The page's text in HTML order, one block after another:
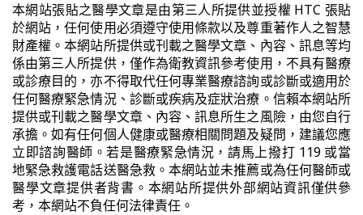
本網站張貼之醫學文章是由第三人所提供並授權 HTC 張貼
於網站，任何使用必須遵守使用條款以及尊重著作人之智慧
財產權。本網站所提供或刊載之醫學文章、內容、訊息等均
係由第三人所提供，僅作為衛教資訊參考使用，不具有醫療
或診療目的，亦不得取代任何專業醫療諮詢或診斷或適用於
任何醫療緊急情況、診斷或疾病及症狀治療。信賴本網站所
提供或刊載之醫學文章、內容、訊息所生之風險，由您自行
承擔。如有任何個人健康或醫療相關問題及疑問，建議您應
立即諮詢醫師。若是醫療緊急情況，請馬上撥打 119 或當
地緊急救護電話送醫急救。本網站並未推薦或為任何醫師或
醫學文章提供者背書。本網站所提供外部網站資訊僅供參
考，本網站不負任何法律責任。